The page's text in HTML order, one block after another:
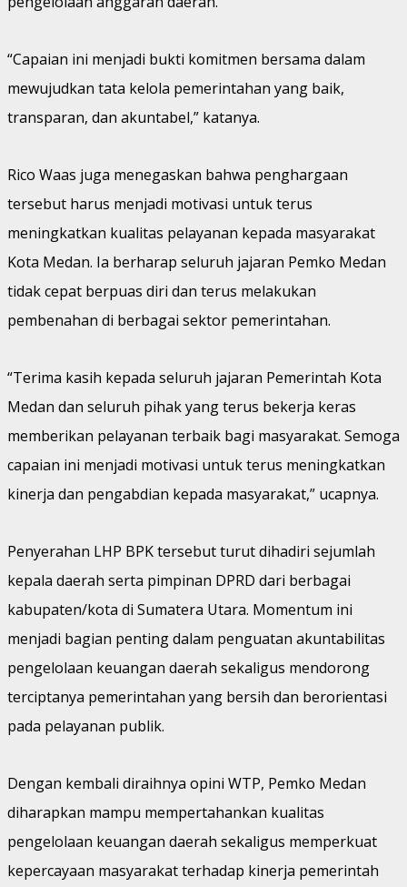
“Capaian ini menjadi bukti komitmen bersama dalam
mewujudkan tata kelola pemerintahan yang baik,
transparan, dan akuntabel,” katanya.
Rico Waas juga menegaskan bahwa penghargaan
tersebut harus menjadi motivasi untuk terus
meningkatkan kualitas pelayanan kepada masyarakat
Kota Medan. Ia berharap seluruh jajaran Pemko Medan
tidak cepat berpuas diri dan terus melakukan
pembenahan di berbagai sektor pemerintahan.
“Terima kasih kepada seluruh jajaran Pemerintah Kota
Medan dan seluruh pihak yang terus bekerja keras
memberikan pelayanan terbaik bagi masyarakat. Semoga
capaian ini menjadi motivasi untuk terus meningkatkan
kinerja dan pengabdian kepada masyarakat,” ucapnya.
Penyerahan LHP BPK tersebut turut dihadiri sejumlah
kepala daerah serta pimpinan DPRD dari berbagai
kabupaten/kota di Sumatera Utara. Momentum ini
menjadi bagian penting dalam penguatan akuntabilitas
pengelolaan keuangan daerah sekaligus mendorong
terciptanya pemerintahan yang bersih dan berorientasi
pada pelayanan publik.
Dengan kembali diraihnya opini WTP, Pemko Medan
diharapkan mampu mempertahankan kualitas
pengelolaan keuangan daerah sekaligus memperkuat
kepercayaan masyarakat terhadap kinerja pemerintah